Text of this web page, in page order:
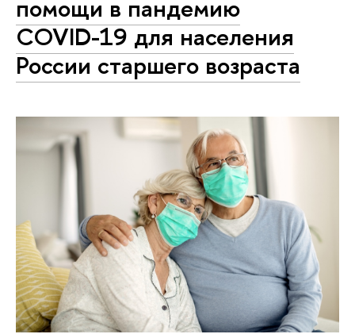
помощи в пандемию
COVID-19 для населения
России старшего возраста